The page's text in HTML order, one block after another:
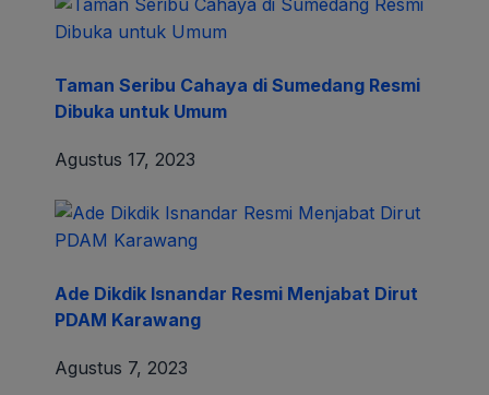
Taman Seribu Cahaya di Sumedang Resmi
Dibuka untuk Umum
Agustus 17, 2023
Ade Dikdik Isnandar Resmi Menjabat Dirut
PDAM Karawang
Agustus 7, 2023